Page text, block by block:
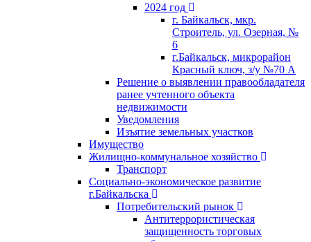
2024 год
г. Байкальск, мкр.
Строитель, ул. Озерная, №
6
г.Байкальск, микрорайон
Красный ключ, з/у №70 А
Решение о выявлении правообладателя
ранее учтенного объекта
недвижимости
Уведомления
Изъятие земельных участков
Имущество
Жилищно-коммунальное хозяйство
Транспорт
Социально-экономическое развитие
г.Байкальска
Потребительский рынок
Антитеррористическая
защищенность торговых